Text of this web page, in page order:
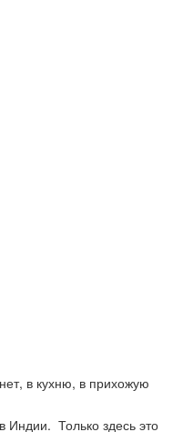
в кухню, в прихожую
Индии. Только здесь это